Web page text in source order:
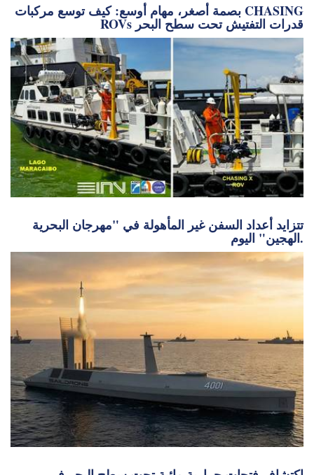
بصمة أصغر، مهام أوسع: كيف توسع مركبات CHASING
ROVs قدرات التفتيش تحت سطح البحر
تتزايد أعداد السفن غير المأهولة في "مهرجان البحرية
الهجين" اليوم.